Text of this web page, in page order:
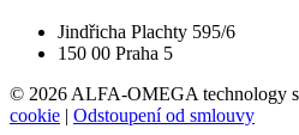
Jindřicha Plachty 595/6
150 00 Praha 5
© 2026 ALFA-OMEGA technology
cookie | Odstoupení od smlouvy